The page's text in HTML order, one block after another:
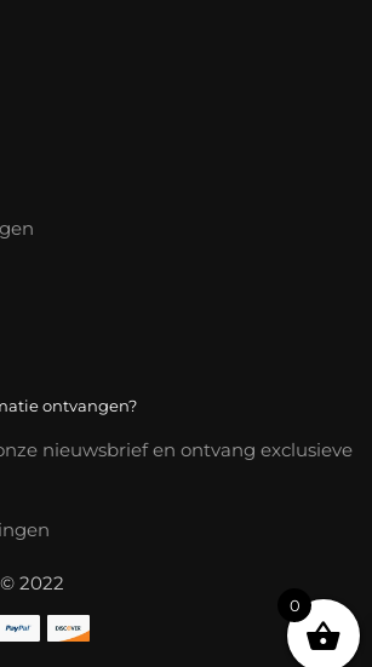
ontvangen?
nieuwsbrief en ontvang exclusieve
2022
0